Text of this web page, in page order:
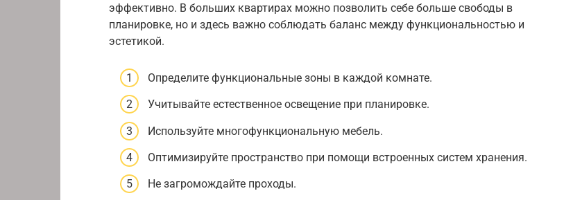
эффективно. В больших квартирах можно позволить себе больше свободы в
планировке, но и здесь важно соблюдать баланс между функциональностью и
эстетикой.
Определите функциональные зоны в каждой комнате.
Учитывайте естественное освещение при планировке.
Используйте многофункциональную мебель.
Оптимизируйте пространство при помощи встроенных систем хранения.
Не загромождайте проходы.